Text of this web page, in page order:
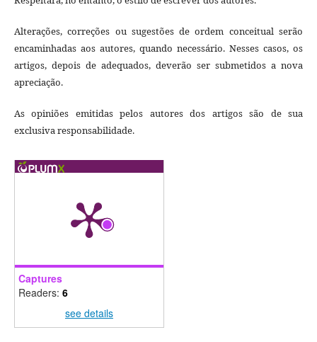
Alterações, correções ou sugestões de ordem conceitual serão
encaminhadas aos autores, quando necessário. Nesses casos, os
artigos, depois de adequados, deverão ser submetidos a nova
apreciação.
As opiniões emitidas pelos autores dos artigos são de sua
exclusiva responsabilidade.
Captures
Readers: 6
see details